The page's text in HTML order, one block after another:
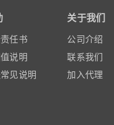
任书
说明
见说明
关于我们
公司介绍
联系我们
加入代理